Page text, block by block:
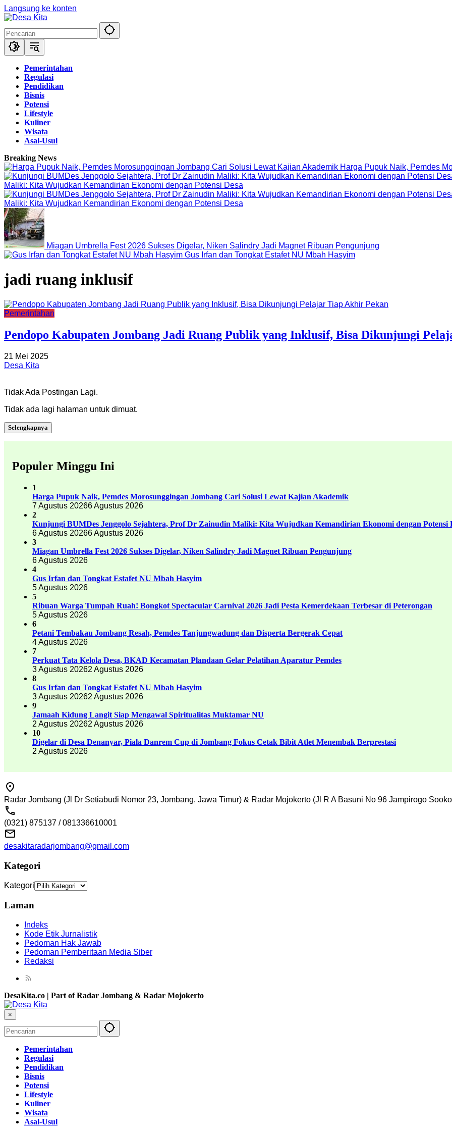
Langsung ke konten
Pemerintahan
Regulasi
Pendidikan
Bisnis
Potensi
Lifestyle
Kuliner
Wisata
Asal-Usul
Breaking News
Harga Pupuk Naik, Pemdes
Maliki: Kita Wujudkan Kemandirian Ekonomi dengan Potensi Desa
Maliki: Kita Wujudkan Kemandirian Ekonomi dengan Potensi Desa
Miagan Umbrella Fest 2026 Sukses Digelar, Niken Salindry Jadi Magnet Ribuan Pengunjung
Gus Irfan dan Tongkat Estafet NU Mbah Hasyim
jadi ruang inklusif
Pemerintahan
Pendopo Kabupaten Jombang Jadi Ruang Publik yang Inklusif, Bisa Dikunjungi
21 Mei 2025
Desa Kita
Tidak Ada Postingan Lagi.
Tidak ada lagi halaman untuk dimuat.
Selengkapnya
Populer Minggu Ini
1
Harga Pupuk Naik, Pemdes Morosunggingan Jombang Cari Solusi Lewat Kajian Akademik
7 Agustus 20266 Agustus 2026
2
Kunjungi BUMDes Jenggolo Sejahtera, Prof Dr Zainudin Maliki: Kita Wujudkan Kemandirian Ekonomi dengan Potensi
6 Agustus 20266 Agustus 2026
3
Miagan Umbrella Fest 2026 Sukses Digelar, Niken Salindry Jadi Magnet Ribuan Pengunjung
6 Agustus 2026
4
Gus Irfan dan Tongkat Estafet NU Mbah Hasyim
5 Agustus 2026
5
Ribuan Warga Tumpah Ruah! Bongkot Spectacular Carnival 2026 Jadi Pesta Kemerdekaan Terbesar di Peterongan
5 Agustus 2026
6
Petani Tembakau Jombang Resah, Pemdes Tanjungwadung dan Disperta Bergerak Cepat
4 Agustus 2026
7
Perkuat Tata Kelola Desa, BKAD Kecamatan Plandaan Gelar Pelatihan Aparatur Pemdes
3 Agustus 20262 Agustus 2026
8
Gus Irfan dan Tongkat Estafet NU Mbah Hasyim
3 Agustus 20262 Agustus 2026
9
Jamaah Kidung Langit Siap Mengawal Spiritualitas Muktamar NU
2 Agustus 20262 Agustus 2026
10
Digelar di Desa Denanyar, Piala Danrem Cup di Jombang Fokus Cetak Bibit Atlet Menembak Berprestasi
2 Agustus 2026
Radar Jombang (Jl Dr Setiabudi Nomor 23, Jombang, Jawa Timur) & Radar Mojokerto (Jl R A Basuni No 96 Jampirogo
(0321) 875137 / 081336610001
desakitaradarjombang@gmail.com
Kategori
Kategori
Laman
Indeks
Kode Etik Jurnalistik
Pedoman Hak Jawab
Pedoman Pemberitaan Media Siber
Redaksi
DesaKita.co | Part of Radar Jombang & Radar Mojokerto
×
Pemerintahan
Regulasi
Pendidikan
Bisnis
Potensi
Lifestyle
Kuliner
Wisata
Asal-Usul